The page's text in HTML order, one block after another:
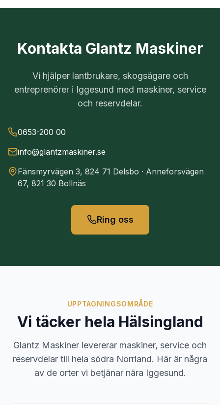
Kontakta Glantz Maskiner
Vi hjälper lantbrukare, skogsägare och
entreprenörer i Iggesund med maskiner, service
och reservdelar.
0653-200 00
info@glantzmaskiner.se
Fänsmyrvägen 3, 824 71 Delsbo · Anneforsvägen
67, 821 30 Bollnäs
Ring oss
UPPTAGNINGSOMRÅDE
Vi täcker hela Hälsingland
Glantz Maskiner levererar maskiner, service och
reservdelar till hela södra Norrland. Här är några
av de orter vi betjänar nära Iggesund.